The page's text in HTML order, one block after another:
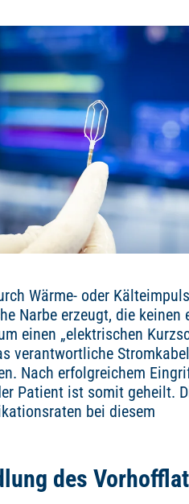
Wärme- oder
Narbe erzeugt, die keinen
einen „elektrischen
verantwortliche Stromkabel
Nach erfolgreichem
Patient ist somit geheilt.
bei diesem
des